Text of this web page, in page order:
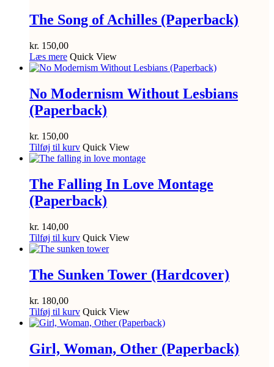
The Song of Achilles (Paperback)
kr. 150,00
Læs mere Quick View
No Modernism Without Lesbians
(Paperback)
kr. 150,00
Tilføj til kurv Quick View
The Falling In Love Montage
(Paperback)
kr. 140,00
Tilføj til kurv Quick View
The Sunken Tower (Hardcover)
kr. 180,00
Tilføj til kurv Quick View
Girl, Woman, Other (Paperback)